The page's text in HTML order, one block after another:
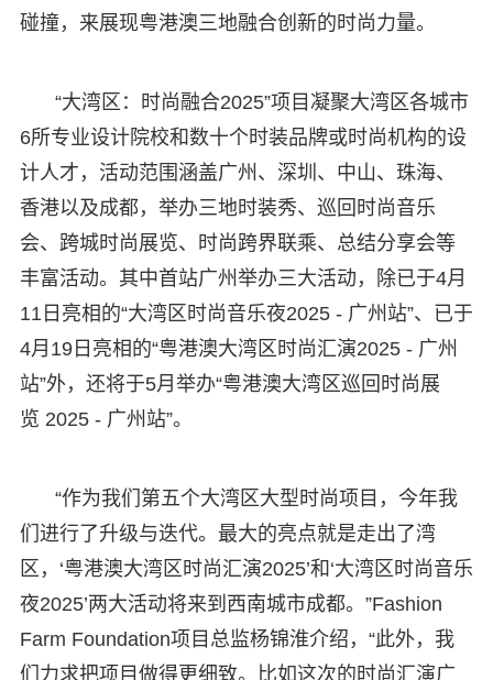
碰撞，来展现粤港澳三地融合创新的时尚力量。
“大湾区：时尚融合2025”项目凝聚大湾区各城市
6所专业设计院校和数十个时装品牌或时尚机构的设
计人才，活动范围涵盖广州、深圳、中山、珠海、
香港以及成都，举办三地时装秀、巡回时尚音乐
会、跨城时尚展览、时尚跨界联乘、总结分享会等
丰富活动。其中首站广州举办三大活动，除已于4月
11日亮相的“大湾区时尚音乐夜2025 - 广州站”、已于
4月19日亮相的“粤港澳大湾区时尚汇演2025 - 广州
站”外，还将于5月举办“粤港澳大湾区巡回时尚展
览 2025 - 广州站”。
“作为我们第五个大湾区大型时尚项目，今年我
们进行了升级与迭代。最大的亮点就是走出了湾
区，‘粤港澳大湾区时尚汇演2025’和‘大湾区时尚音乐
夜2025’两大活动将来到西南城市成都。”Fashion
Farm Foundation项目总监杨锦淮介绍，“此外，我
们力求把项目做得更细致。比如这次的时尚汇演广